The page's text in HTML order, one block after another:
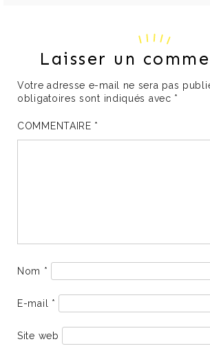
Laisser un
Votre adresse e-mail ne sera pas
obligatoires sont indiqués avec *
COMMENTAIRE *
Nom *
E-mail *
Site web